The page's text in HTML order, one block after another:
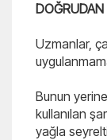
DOĞRUDAN
Uzmanlar,
Bunun
kullanılan
yağla